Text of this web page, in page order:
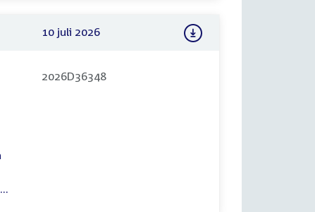
10 juli 2026
2026D36348